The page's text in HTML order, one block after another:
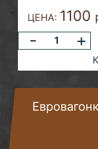
ЦЕНА: 1100
- +